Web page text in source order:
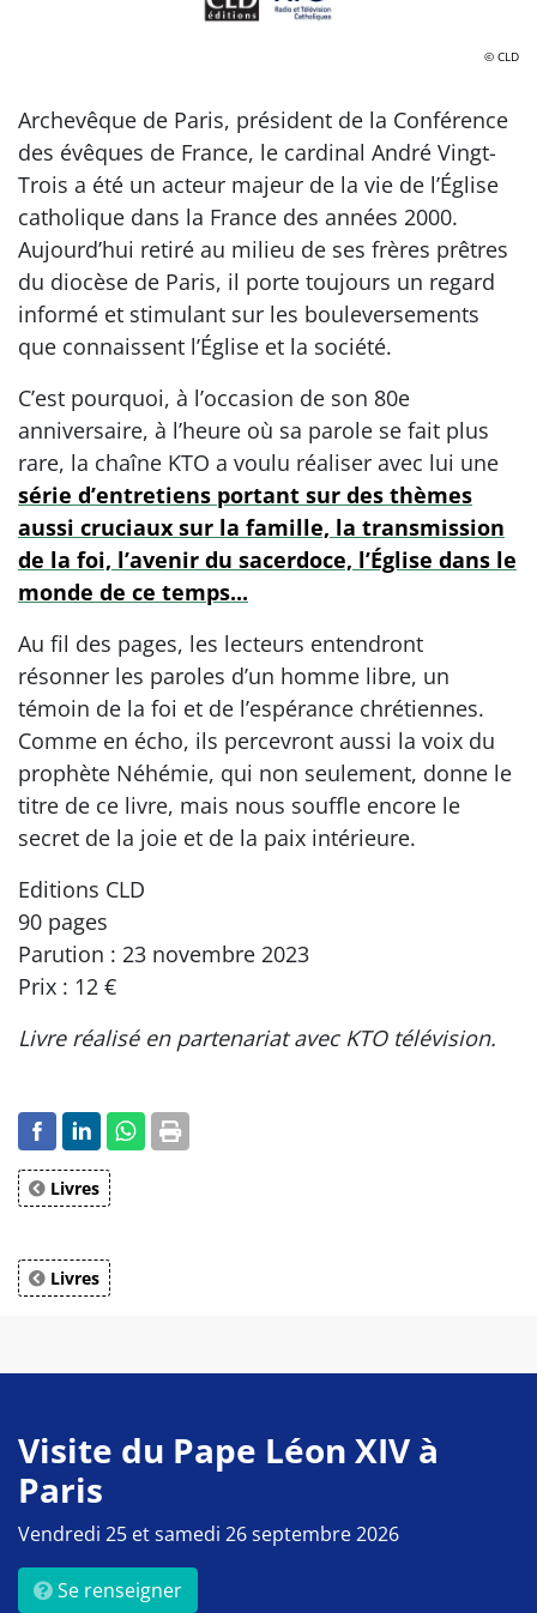
© CLD
Archevêque de Paris, président de la Conférence
des évêques de France, le cardinal André Vingt-
Trois a été un acteur majeur de la vie de l’Église
catholique dans la France des années 2000.
Aujourd’hui retiré au milieu de ses frères prêtres
du diocèse de Paris, il porte toujours un regard
informé et stimulant sur les bouleversements
que connaissent l’Église et la société.
C’est pourquoi, à l’occasion de son 80e
anniversaire, à l’heure où sa parole se fait plus
rare, la chaîne KTO a voulu réaliser avec lui une
série d’entretiens portant sur des thèmes
aussi cruciaux sur la famille, la transmission
de la foi, l’avenir du sacerdoce, l’Église dans le
monde de ce temps...
Au fil des pages, les lecteurs entendront
résonner les paroles d’un homme libre, un
témoin de la foi et de l’espérance chrétiennes.
Comme en écho, ils percevront aussi la voix du
prophète Néhémie, qui non seulement, donne le
titre de ce livre, mais nous souffle encore le
secret de la joie et de la paix intérieure.
Editions CLD
90 pages
Parution : 23 novembre 2023
Prix : 12 €
Livre réalisé en partenariat avec KTO télévision.
Livres
Livres
Visite du Pape Léon XIV à
Paris
Vendredi 25 et samedi 26 septembre 2026
Se renseigner